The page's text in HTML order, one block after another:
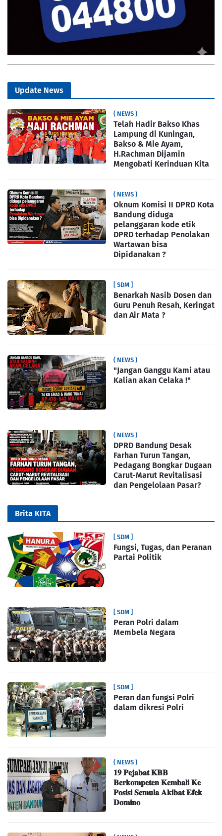
Update News
( NEWS )
Telah Hadir Bakso Khas
Lampung di Kuningan,
Bakso & Mie Ayam,
H.Rachman Dijamin
Mengobati Kerinduan Kita
( NEWS )
Oknum Komisi II DPRD Kota
Bandung diduga
pelanggaran kode etik
DPRD terhadap Penolakan
Wartawan bisa
Dipidanakan ?
[ SDM ]
Benarkah Nasib Dosen dan
Guru Penuh Resah, Keringat
dan Air Mata ?
( NEWS )
"Jangan Ganggu Kami atau
Kalian akan Celaka !"
( NEWS )
DPRD Bandung Desak
Farhan Turun Tangan,
Pedagang Bongkar Dugaan
Carut-Marut Revitalisasi
dan Pengelolaan Pasar?
Brita KITA
[ SDM ]
Fungsi, Tugas, dan Peranan
Partai Politik
[ SDM ]
Peran Polri dalam
Membela Negara
[ SDM ]
Peran dan fungsi Polri
dalam dikresi Polri
( NEWS )
𝟏𝟗 𝐏𝐞𝐣𝐚𝐛𝐚𝐭 𝐊𝐁𝐁
𝐁𝐞𝐫𝐤𝐨𝐦𝐩𝐞𝐭𝐞𝐧 𝐊𝐞𝐦𝐛𝐚𝐥𝐢 𝐊𝐞
𝐏𝐨𝐬𝐢𝐬𝐢 𝐒𝐞𝐦𝐮𝐥𝐚 𝐀𝐤𝐢𝐛𝐚𝐭 𝐄𝐟𝐞𝐤
𝐃𝐨𝐦𝐢𝐧𝐨